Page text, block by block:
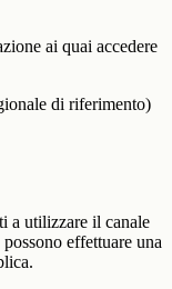
ai quai accedere
di riferimento)
a utilizzare il canale
effettuare una